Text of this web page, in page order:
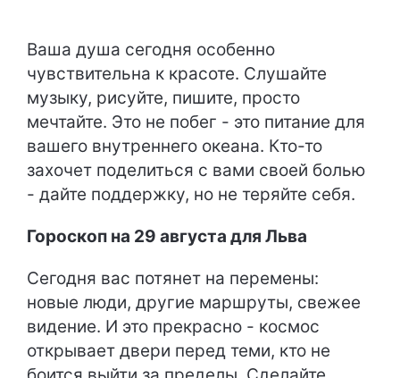
Ваша душа сегодня особенно
чувствительна к красоте. Слушайте
музыку, рисуйте, пишите, просто
мечтайте. Это не побег - это питание для
вашего внутреннего океана. Кто-то
захочет поделиться с вами своей болью
- дайте поддержку, но не теряйте себя.
Гороскоп на 29 августа для Льва
Сегодня вас потянет на перемены:
новые люди, другие маршруты, свежее
видение. И это прекрасно - космос
открывает двери перед теми, кто не